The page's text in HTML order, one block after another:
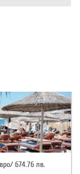
ЗА ПОВЕРИТЕЛНОСТ
674.76 лв.